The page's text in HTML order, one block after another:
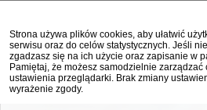
Strona używa plików cookies, aby ułatwić
serwisu oraz do celów statystycznych. Jeśli
zgadzasz się na ich użycie oraz zapisanie w
Pamiętaj, że możesz samodzielnie
ustawienia przeglądarki. Brak zmiany
wyrażenie zgody.